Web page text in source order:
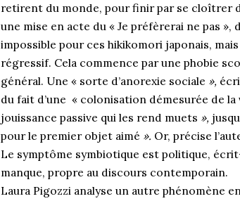
retirent du monde, pour finir par se cloîtrer
une mise en acte du « Je préfèrerai ne pas
impossible pour ces hikikomori japonais,
régressif. Cela commence par une phobie
général. Une « sorte d’anorexie sociale »,
du fait d’une « colonisation démesurée de la
jouissance passive qui les rend muets »,
pour le premier objet aimé ». Or, précise
Le symptôme symbiotique est politique,
manque, propre au discours contemporain.
Laura Pigozzi analyse un autre phénomène